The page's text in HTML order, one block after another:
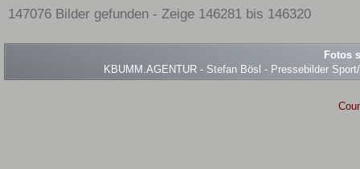
147076 Bilder gefunden - Zeige 146281 bis 146320
Fotos
KBUMM.AGENTUR - Stefan Bösl - Pressebilder